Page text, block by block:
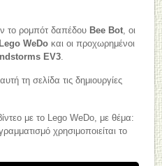
το ρομπότ δαπέδου Bee Bot , οι
Lego WeDo και οι προχωρημένοι
EV3
τη σελίδα τις δημιουργίες
με το Lego WeDo, με θέμα:
χρησιμοποιείται το